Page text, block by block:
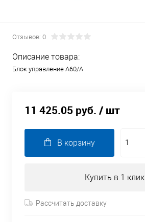
Отзывов: 0
Описание товара:
Блок управление А60/А
11 425.05 руб. / шт
В корзину
Купить в 1 клик
Рассчитать доставку